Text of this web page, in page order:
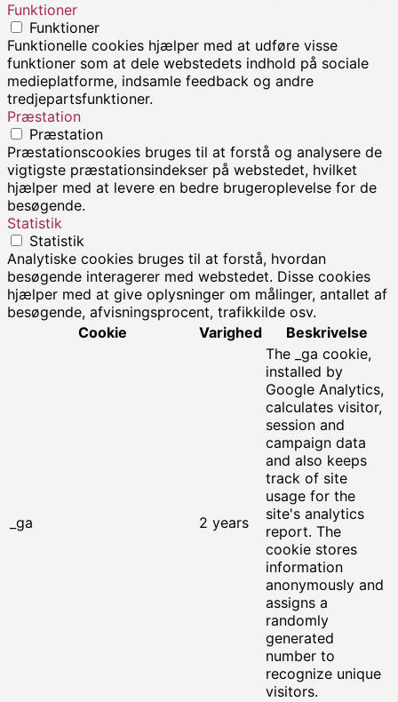
Funktioner
Funktioner
Funktionelle cookies hjælper med at udføre visse
funktioner som at dele webstedets indhold på sociale
medieplatforme, indsamle feedback og andre
tredjepartsfunktioner.
Præstation
Præstation
Præstationscookies bruges til at forstå og analysere de
vigtigste præstationsindekser på webstedet, hvilket
hjælper med at levere en bedre brugeroplevelse for de
besøgende.
Statistik
Statistik
Analytiske cookies bruges til at forstå, hvordan
besøgende interagerer med webstedet. Disse cookies
hjælper med at give oplysninger om målinger, antallet af
besøgende, afvisningsprocent, trafikkilde osv.
Cookie
Varighed Beskrivelse
_ga 2 years
The _ga cookie,
installed by
Google Analytics,
calculates visitor,
session and
campaign data
and also keeps
track of site
usage for the
site's analytics
report. The
cookie stores
information
anonymously and
assigns a
randomly
generated
number to
recognize unique
visitors.